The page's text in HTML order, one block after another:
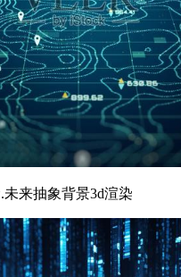
来抽象背景3d渲染